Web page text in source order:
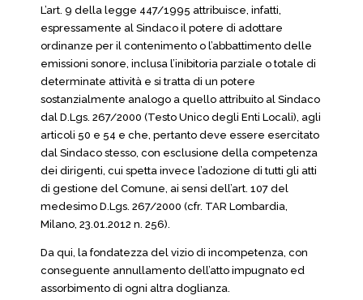
L’art. 9 della legge 447/1995 attribuisce, infatti,
espressamente al Sindaco il potere di adottare
ordinanze per il contenimento o l’abbattimento delle
emissioni sonore, inclusa l’inibitoria parziale o totale di
determinate attività e si tratta di un potere
sostanzialmente analogo a quello attribuito al Sindaco
dal D.Lgs. 267/2000 (Testo Unico degli Enti Locali), agli
articoli 50 e 54 e che, pertanto deve essere esercitato
dal Sindaco stesso, con esclusione della competenza
dei dirigenti, cui spetta invece l’adozione di tutti gli atti
di gestione del Comune, ai sensi dell’art. 107 del
medesimo D.Lgs. 267/2000 (cfr. TAR Lombardia,
Milano, 23.01.2012 n. 256).
Da qui, la fondatezza del vizio di incompetenza, con
conseguente annullamento dell’atto impugnato ed
assorbimento di ogni altra doglianza.